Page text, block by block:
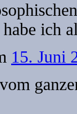
ich
15. Juni